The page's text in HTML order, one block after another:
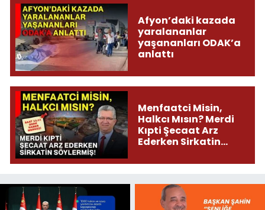
Afyon’daki kazada
yaralananlar
yaşananları ODAK’a
anlattı
Menfaatci Misin,
Halkcı Mısın? Merdi
Kıpti Şecaat Arz
Ederken Sirkatin